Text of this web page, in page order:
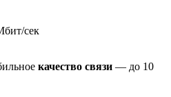
сек
качество связи — до 10